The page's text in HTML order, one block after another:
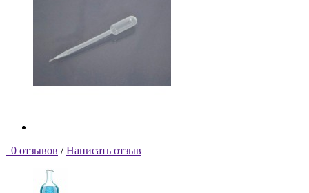
0 отзывов / Написать отзыв